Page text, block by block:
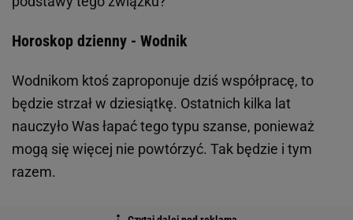
Horoskop dzienny - Wodnik
Wodnikom ktoś zaproponuje dziś współpracę, to
będzie strzał w dziesiątkę. Ostatnich kilka lat
nauczyło Was łapać tego typu szanse, ponieważ
mogą się więcej nie powtórzyć. Tak będzie i tym
razem.